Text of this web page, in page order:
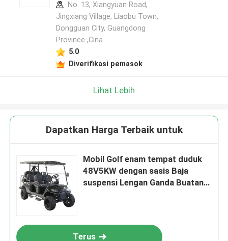
No. 13, Xiangyuan Road,
Jingxiang Village, Liaobu Town,
Dongguan City, Guangdong
Province ,Cina
5.0
Diverifikasi pemasok
Lihat Lebih
Dapatkan Harga Terbaik untuk
Mobil Golf enam tempat duduk
48V5KW dengan sasis Baja
suspensi Lengan Ganda Buatan
Terus